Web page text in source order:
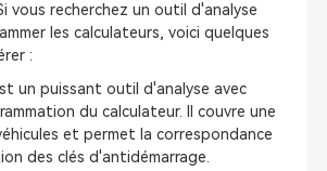
vous recherchez un outil d'analyse
les calculateurs, voici quelques
:
un puissant outil d'analyse avec
du calculateur. Il couvre une
et permet la correspondance
des clés d'antidémarrage.